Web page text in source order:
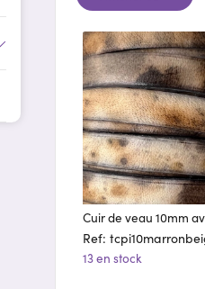
Cuir de veau 10mm
Ref:
13 en stock